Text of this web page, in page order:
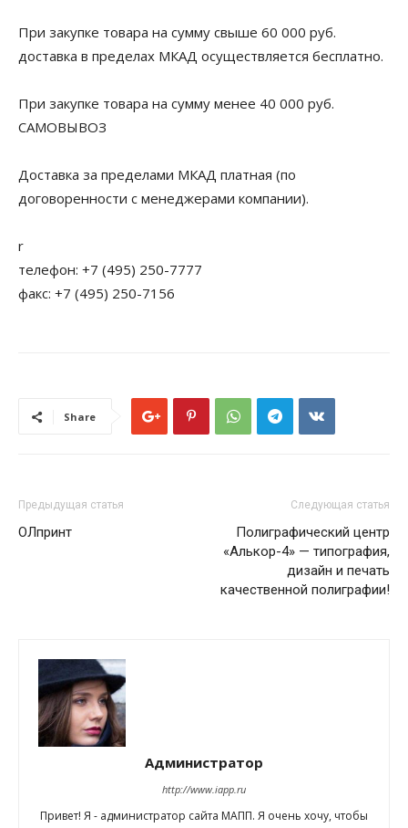
При закупке товара на сумму свыше 60 000 руб.
доставка в пределах МКАД осуществляется бесплатно.
При закупке товара на сумму менее 40 000 руб.
САМОВЫВОЗ
Доставка за пределами МКАД платная (по
договоренности с менеджерами компании).
r
телефон: +7 (495) 250-7777
факс: +7 (495) 250-7156
Share
Предыдущая статья
ОЛпринт
Следующая статья
Полиграфический центр
«Алькор-4» — типография,
дизайн и печать
качественной полиграфии!
Администратор
http://www.iapp.ru
Привет! Я - администратор сайта МАПП. Я очень хочу, чтобы